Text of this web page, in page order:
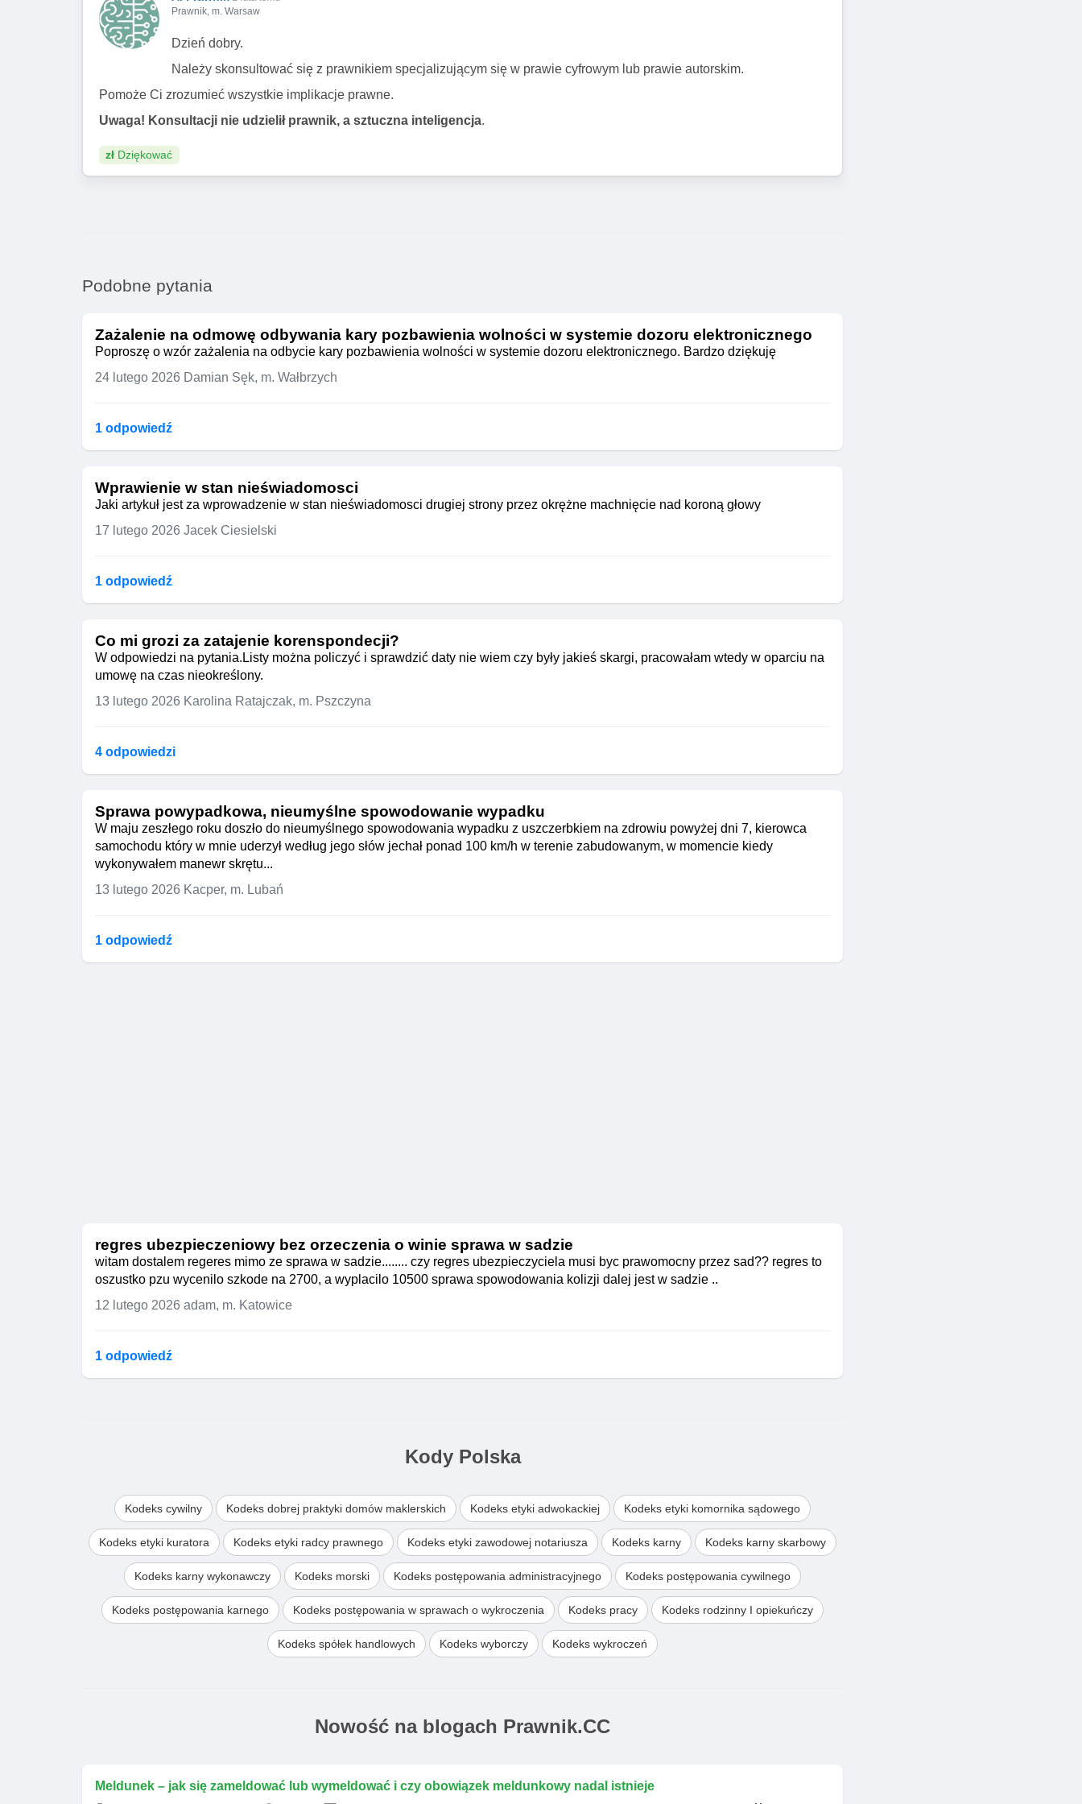
obrony oraz aktywna współpraca z organami ścigania i odpowiednimi instytucjami.
Prawnik, m. Warsaw
Dzień dobry.
Należy skonsultować się z prawnikiem specjalizującym się w prawie cyfrowym lub prawie autorskim.
Pomoże Ci zrozumieć wszystkie implikacje prawne.
Uwaga! Konsultacji nie udzielił prawnik, a sztuczna inteligencja.
zł Dziękować
Podobne pytania
Zażalenie na odmowę odbywania kary pozbawienia wolności w systemie dozoru elektronicznego
Poproszę o wzór zażalenia na odbycie kary pozbawienia wolności w systemie dozoru elektronicznego. Bardzo dziękuję
24 lutego 2026 Damian Sęk, m. Wałbrzych
1 odpowiedź
Wprawienie w stan nieświadomosci
Jaki artykuł jest za wprowadzenie w stan nieświadomosci drugiej strony przez okrężne machnięcie nad koroną głowy
17 lutego 2026 Jacek Ciesielski
1 odpowiedź
Co mi grozi za zatajenie korenspondecji?
W odpowiedzi na pytania.Listy można policzyć i sprawdzić daty nie wiem czy były jakieś skargi, pracowałam wtedy w oparciu na
umowę na czas nieokreślony.
13 lutego 2026 Karolina Ratajczak, m. Pszczyna
4 odpowiedzi
Sprawa powypadkowa, nieumyślne spowodowanie wypadku
W maju zeszłego roku doszło do nieumyślnego spowodowania wypadku z uszczerbkiem na zdrowiu powyżej dni 7, kierowca
samochodu który w mnie uderzył według jego słów jechał ponad 100 km/h w terenie zabudowanym, w momencie kiedy
wykonywałem manewr skrętu...
13 lutego 2026 Kacper, m. Lubań
1 odpowiedź
regres ubezpieczeniowy bez orzeczenia o winie sprawa w sadzie
witam dostalem regeres mimo ze sprawa w sadzie........ czy regres ubezpieczyciela musi byc prawomocny przez sad?? regres to
oszustko pzu wycenilo szkode na 2700, a wyplacilo 10500 sprawa spowodowania kolizji dalej jest w sadzie ..
12 lutego 2026 adam, m. Katowice
1 odpowiedź
Kody Polska
Kodeks cywilny Kodeks dobrej praktyki domów maklerskich Kodeks etyki adwokackiej Kodeks etyki komornika sądowego
Kodeks etyki kuratora Kodeks etyki radcy prawnego Kodeks etyki zawodowej notariusza Kodeks karny Kodeks karny skarbowy
Kodeks karny wykonawczy Kodeks morski Kodeks postępowania administracyjnego Kodeks postępowania cywilnego
Kodeks postępowania karnego Kodeks postępowania w sprawach o wykroczenia Kodeks pracy Kodeks rodzinny I opiekuńczy
Kodeks spółek handlowych Kodeks wyborczy Kodeks wykroczeń
Nowość na blogach Prawnik.CC
Meldunek – jak się zameldować lub wymeldować i czy obowiązek meldunkowy nadal istnieje